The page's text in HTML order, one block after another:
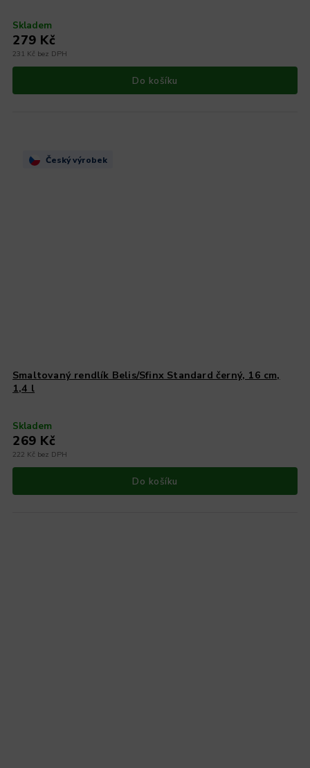
Skladem
231 Kč bez DPH
279 Kč
Do košíku
Český výrobek
Smaltovaný rendlík Belis/Sfinx Standard černý, 16 cm,
1,4 l
Skladem
222 Kč bez DPH
269 Kč
Do košíku